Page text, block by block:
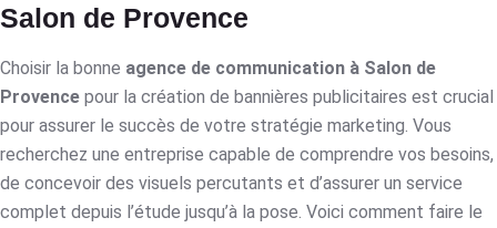
Salon de Provence
Choisir la bonne agence de communication à Salon de
Provence pour la création de bannières publicitaires est crucial
pour assurer le succès de votre stratégie marketing. Vous
recherchez une entreprise capable de comprendre vos besoins,
de concevoir des visuels percutants et d’assurer un service
complet depuis l’étude jusqu’à la pose. Voici comment faire le